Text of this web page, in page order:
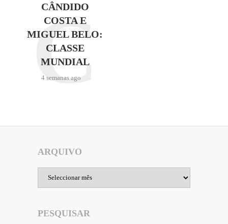
CÂNDIDO
COSTA E
MIGUEL BELO:
CLASSE
MUNDIAL
4 semanas ago
C
ARQUIVO
PESQUISAR